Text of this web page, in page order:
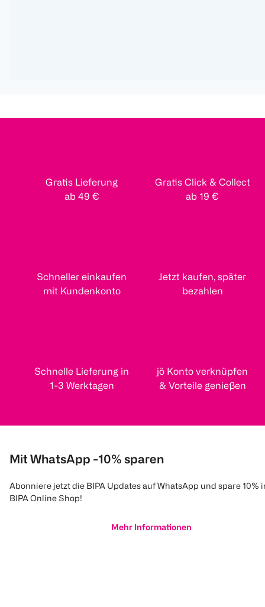
Gratis Lieferung
ab 49 €
Gratis Click & Collect
ab 19 €
Schneller einkaufen
mit Kundenkonto
Jetzt kaufen, später
bezahlen
Schnelle Lieferung in
1-3 Werktagen
jö Konto verknüpfen
& Vorteile genießen
Mit WhatsApp -10% sparen
Abonniere jetzt die BIPA Updates auf WhatsApp und spare 10%
BIPA Online Shop!
Mehr Informationen